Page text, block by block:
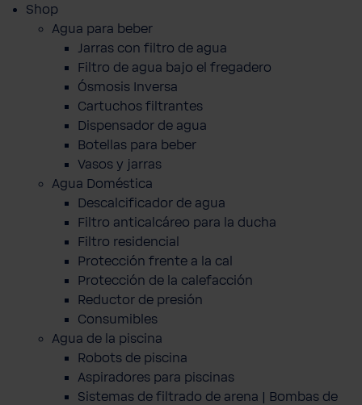
Shop
Agua para beber
Jarras con filtro de agua
Filtro de agua bajo el fregadero
Ósmosis Inversa
Cartuchos filtrantes
Dispensador de agua
Botellas para beber
Vasos y jarras
Agua Doméstica
Descalcificador de agua
Filtro anticalcáreo para la ducha
Filtro residencial
Protección frente a la cal
Protección de la calefacción
Reductor de presión
Consumibles
Agua de la piscina
Robots de piscina
Aspiradores para piscinas
Sistemas de filtrado de arena | Bombas de